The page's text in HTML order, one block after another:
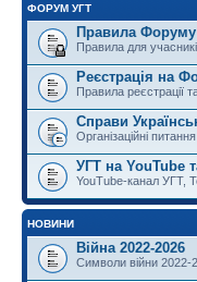
ФОРУМ УГТ
Правила
Правила для
Реєстрація на
Правила реєстрації
Справи
Організаційні
УГТ на YouTube
YouTube-канал УГТ,
НОВИНИ
Війна 2022-2026
Символи війни 2022-